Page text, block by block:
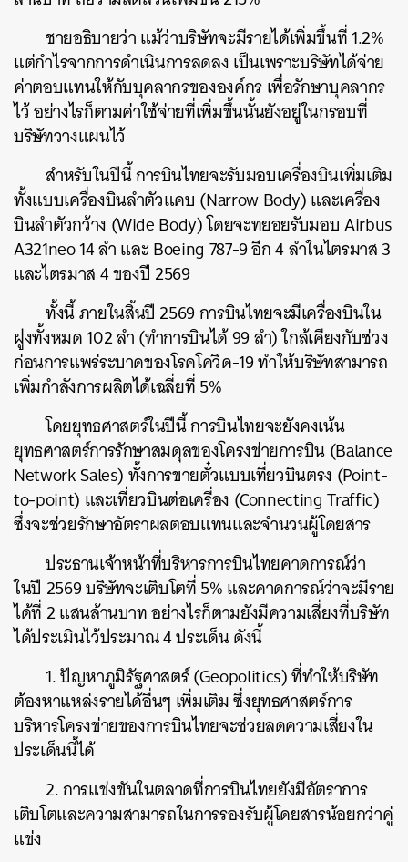
ชายอธิบายว่า แม้ว่าบริษัทจะมีรายได้เพิ่มขึ้นที่ 1.2%
แต่กำไรจากการดำเนินการลดลง เป็นเพราะบริษัทได้จ่าย
ค่าตอบแทนให้กับบุคลากรขององค์กร เพื่อรักษาบุคลากร
ไว้ อย่างไรก็ตามค่าใช้จ่ายที่เพิ่มขึ้นนั้นยังอยู่ในกรอบที่
บริษัทวางแผนไว้
สำหรับในปีนี้ การบินไทยจะรับมอบเครื่องบินเพิ่มเติม
ทั้งแบบเครื่องบินลำตัวแคบ (Narrow Body) และเครื่อง
บินลำตัวกว้าง (Wide Body) โดยจะทยอยรับมอบ Airbus
A321neo 14 ลำ และ Boeing 787-9 อีก 4 ลำในไตรมาส 3
และไตรมาส 4 ของปี 2569
ทั้งนี้ ภายในสิ้นปี 2569 การบินไทยจะมีเครื่องบินใน
ฝูงทั้งหมด 102 ลำ (ทำการบินได้ 99 ลำ) ใกล้เคียงกับช่วง
ก่อนการแพร่ระบาดของโรคโควิด-19 ทำให้บริษัทสามารถ
เพิ่มกำลังการผลิตได้เฉลี่ยที่ 5%
โดยยุทธศาสตร์ในปีนี้ การบินไทยจะยังคงเน้น
ยุทธศาสตร์การรักษาสมดุลของโครงข่ายการบิน (Balance
Network Sales) ทั้งการขายตั๋วแบบเที่ยวบินตรง (Point-
to-point) และเที่ยวบินต่อเครื่อง (Connecting Traffic)
ซึ่งจะช่วยรักษาอัตราผลตอบแทนและจำนวนผู้โดยสาร
ประธานเจ้าหน้าที่บริหารการบินไทยคาดการณ์ว่า
ในปี 2569 บริษัทจะเติบโตที่ 5% และคาดการณ์ว่าจะมีราย
ได้ที่ 2 แสนล้านบาท อย่างไรก็ตามยังมีความเสี่ยงที่บริษัท
ได้ประเมินไว้ประมาณ 4 ประเด็น ดังนี้
1. ปัญหาภูมิรัฐศาสตร์ (Geopolitics) ที่ทำให้บริษัท
ต้องหาแหล่งรายได้อื่นๆ เพิ่มเติม ซึ่งยุทธศาสตร์การ
บริหารโครงข่ายของการบินไทยจะช่วยลดความเสี่ยงใน
ประเด็นนี้ได้
2. การแข่งขันในตลาดที่การบินไทยยังมีอัตราการ
เติบโตและความสามารถในการรองรับผู้โดยสารน้อยกว่าคู่
แข่ง
ค้นหา
SHARE EMAIL